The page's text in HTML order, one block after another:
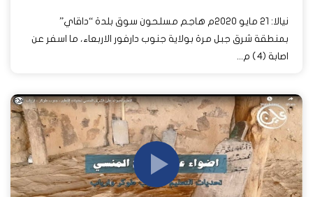
نيالا: 21 مايو 2020م هاجم مسلحون سوق بلدة “داقاي”
بمنطقة شرق جبل مرة بولاية جنوب دارفور الاربعاء، ما اسفر عن
اصابة (٤) م...